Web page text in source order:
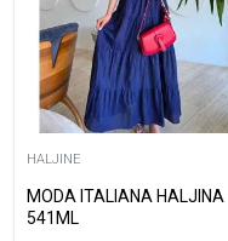
HALJINE
MODA ITALIANA HALJINA
541ML